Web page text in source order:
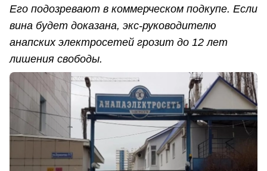
Его подозревают в коммерческом подкупе. Если
вина будет доказана, экс-руководителю
анапских электросетей грозит до 12 лет
лишения свободы.